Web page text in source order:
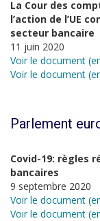
La Cour des
l’action de l’UE
secteur bancaire
11 juin 2020
Voir le document
Voir le document
Parlement
Covid-19: règles
bancaires
9 septembre 2020
Voir le document
Voir le document